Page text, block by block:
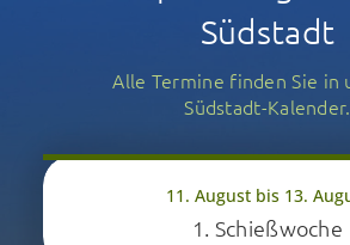
Südstadt
Alle Termine finden Sie in
Südstadt-Kalender.
11. August bis 13.
1. Schießwoche